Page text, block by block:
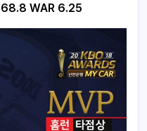
WAR 6.25